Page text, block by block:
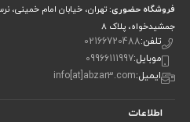
فروشگاه حضوری:تهران، خیابان امام
جمشیدخواه، پلاک ۸
تلفن:02166720488
موبایل:09966111997
ایمیل:info[at]abzar3.com
اطلاعات